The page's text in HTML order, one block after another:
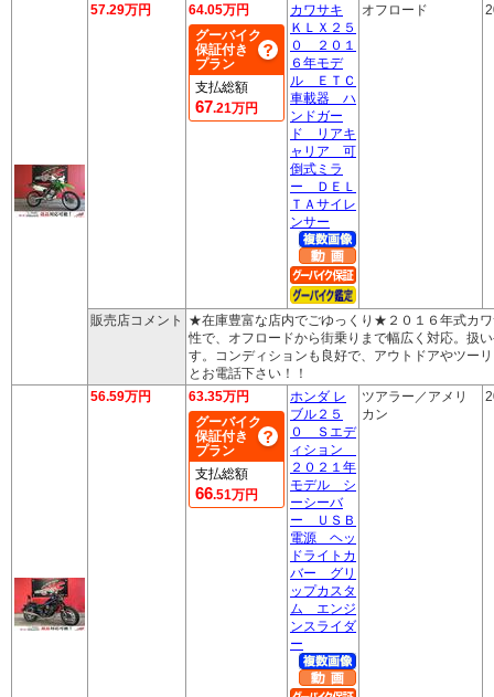
57.29万円
64.05万円
グーバイク
保証付き
プラン
支払総額
67.21万円
カワサキ
ＫＬＸ２５
０ ２０１
６年モデ
ル ＥＴＣ
車載器 ハ
ンドガー
ド リアキ
ャリア 可
倒式ミラ
ー ＤＥＬ
ＴＡサイレ
ンサー
オフロード
販売店コメント
★在庫豊富な店内でごゆっくり★２０１６年式カ
性で、オフロードから街乗りまで幅広く対応。扱
す。コンディションも良好で、アウトドアやツー
とお電話下さい！！
56.59万円
63.35万円
グーバイク
保証付き
プラン
支払総額
66.51万円
ホンダ レ
ブル２５
０ Ｓエデ
ィション
２０２１年
モデル シ
ーシーバ
ー ＵＳＢ
電源 ヘッ
ドライトカ
バー グリ
ップカスタ
ム エンジ
ンスライダ
ー
ツアラー／アメリ
カン